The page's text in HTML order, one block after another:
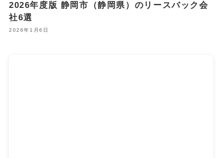
2026年度版 静岡市（静岡県）のリースバック会
社6選
2026年1月6日